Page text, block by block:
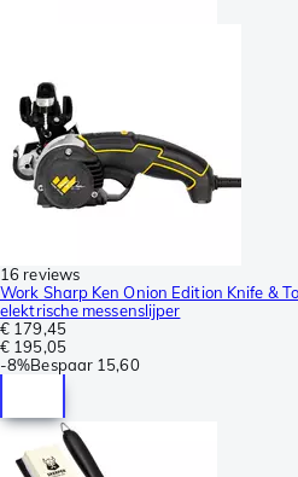
16 reviews
Work Sharp Ken Onion Edition Knife &
elektrische messenslijper
€ 179,45
€ 195,05
-8%Bespaar 15,60